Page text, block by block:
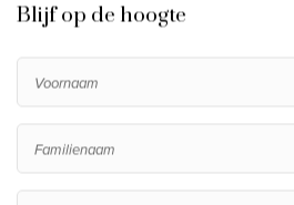
Blijf op de hoogte